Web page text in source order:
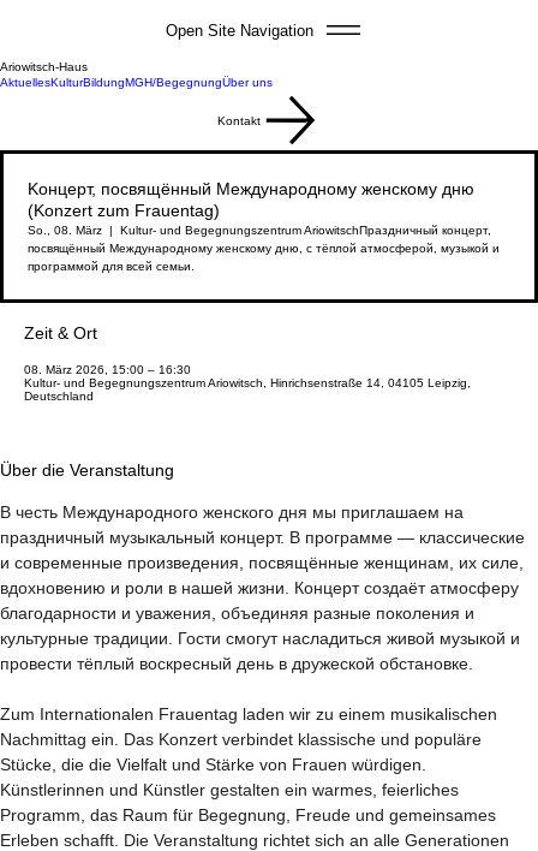
Open Site Navigation
Ariowitsch-Haus
AktuellesKulturBildungMGH/BegegnungÜber uns
Kontakt
Kонцерт, посвящённый Международному женскому дню
(Konzert zum Frauentag)
So., 08. März
  |
Kultur- und Begegnungszentrum AriowitschПраздничный концерт,
посвящённый Международному женскому дню, с тёплой атмосферой, музыкой и
программой для всей семьи.
Zeit & Ort
08. März 2026, 15:00 – 16:30
Kultur- und Begegnungszentrum Ariowitsch, Hinrichsenstraße 14, 04105 Leipzig,
Deutschland
Über die Veranstaltung
В честь Международного женского дня мы приглашаем на
праздничный музыкальный концерт. В программе — классические
и современные произведения, посвящённые женщинам, их силе,
вдохновению и роли в нашей жизни. Концерт создаёт атмосферу
благодарности и уважения, объединяя разные поколения и
культурные традиции. Гости смогут насладиться живой музыкой и
провести тёплый воскресный день в дружеской обстановке.
Zum Internationalen Frauentag laden wir zu einem musikalischen
Nachmittag ein. Das Konzert verbindet klassische und populäre
Stücke, die die Vielfalt und Stärke von Frauen würdigen.
Künstlerinnen und Künstler gestalten ein warmes, feierliches
Programm, das Raum für Begegnung, Freude und gemeinsames
Erleben schafft. Die Veranstaltung richtet sich an alle Generationen